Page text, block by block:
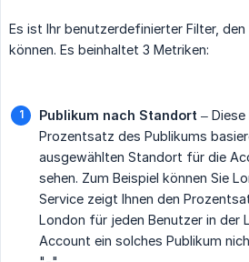
Es ist Ihr benutzerdefinierter Filter,
können. Es beinhaltet 3 Metriken:
Publikum nach Standort –
Prozentsatz des Publikums
ausgewählten Standort für die
sehen. Zum Beispiel können Sie
Service zeigt Ihnen den
London für jeden Benutzer in der
Account ein solches Publikum